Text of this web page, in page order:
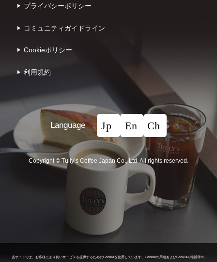
プライバシーポリシー
コミュニティガイドライン
Cookieポリシー
利⽤規約
Language
Copyright © Tullyʼs Coffee Japan Co., Ltd. All rights reserved.
当サイトでは、お客様により良いサービスを提供するためにCookieを使用しています。 Cookieの用途およびCookieの削除等の